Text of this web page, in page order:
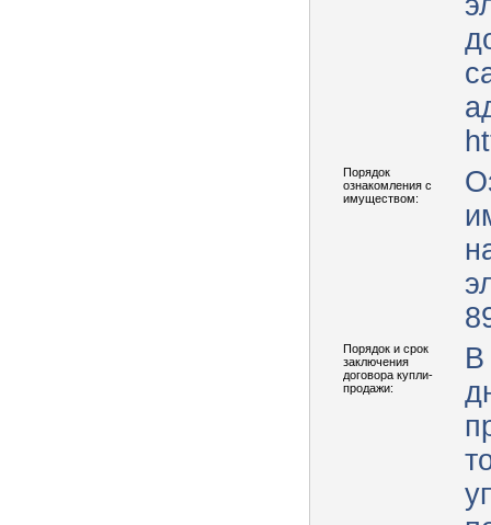
Порядок
ознакомления с
имуществом:
Порядок и срок
заключения
договора купли-
продажи:
В